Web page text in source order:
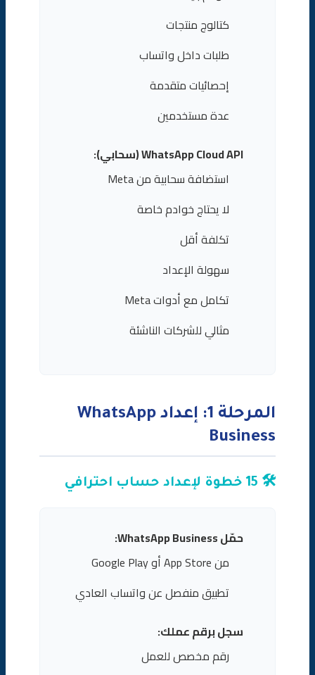
كتالوج منتجات
طلبات داخل واتساب
إحصائيات متقدمة
عدة مستخدمين
WhatsApp Cloud API (سحابي):
استضافة سحابية من Meta
لا يحتاج خوادم خاصة
تكلفة أقل
سهولة الإعداد
تكامل مع أدوات Meta
مثالي للشركات الناشئة
المرحلة 1: إعداد WhatsApp
Business
🛠️ 15 خطوة لإعداد حساب احترافي
حمّل WhatsApp Business:
من App Store أو Google Play
تطبيق منفصل عن واتساب العادي
سجل برقم عملك:
رقم مخصص للعمل